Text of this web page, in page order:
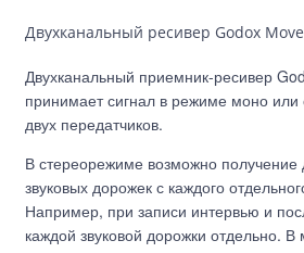
Двухканальный ресивер Godox
Двухканальный приемник-ресивер
принимает сигнал в режиме моно или
двух передатчиков.
В стереорежиме возможно получение
звуковых дорожек с каждого
Например, при записи интервью и
каждой звуковой дорожки отдельно.